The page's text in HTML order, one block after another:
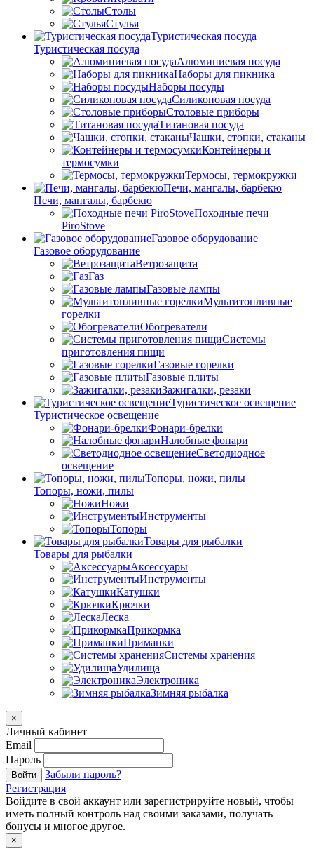
Столы
Стулья
Туристическая посуда
Туристическая посуда
Алюминиевая посуда
Наборы для пикника
Наборы посуды
Силиконовая посуда
Столовые приборы
Титановая посуда
Чашки, стопки, стаканы
Контейнеры и
термосумки
Термосы, термокружки
Печи, мангалы, барбекю
Печи, мангалы, барбекю
Походные печи
PiroStove
Газовое оборудование
Газовое оборудование
Ветрозащита
Газ
Газовые лампы
Мультитопливные
горелки
Обогреватели
Системы
приготовления пищи
Газовые горелки
Газовые плиты
Зажигалки, резаки
Туристическое освещение
Туристическое освещение
Фонари-брелки
Налобные фонари
Светодиодное
освещение
Топоры, ножи, пилы
Топоры, ножи, пилы
Ножи
Инструменты
Топоры
Товары для рыбалки
Товары для рыбалки
Аксессуары
Инструменты
Катушки
Крючки
Леска
Прикормка
Приманки
Системы хранения
Удилища
Электроника
Зимняя рыбалка
×
Личный кабинет
Email
Пароль
Войти
Забыли пароль?
Регистрация
Войдите в свой аккаунт или зарегистрируйте новый, чтобы
иметь полный контроль над своими заказами, получать
бонусы и многое другое.
×